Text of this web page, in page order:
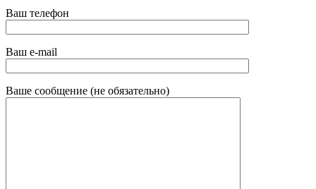
Ваш телефон
Ваш e-mail
Ваше сообщение (не обязательно)